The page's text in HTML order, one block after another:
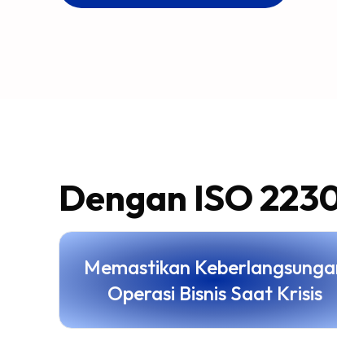
Dengan ISO
Memastikan
Operasi Bisnis Saat Krisis